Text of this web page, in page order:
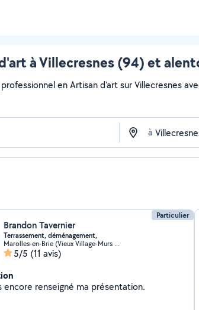
à Villecresnes (94) et
en Artisan d'art sur Villecresnes
à
Particulier
Brandon Tavernier
Terrassement, déménagement,
Marolles-en-Brie (Vieux Village-Murs du Parc)
5/5 (11 avis)
Je n'ai pas encore renseigné ma présentation.